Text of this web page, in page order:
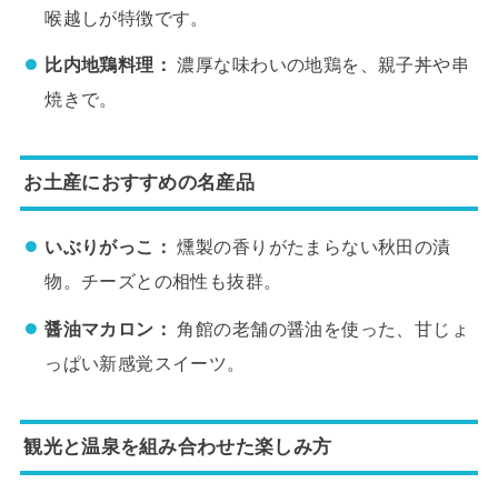
喉越しが特徴です。
比内地鶏料理： 濃厚な味わいの地鶏を、親子丼や串
焼きで。
お土産におすすめの名産品
いぶりがっこ： 燻製の香りがたまらない秋田の漬
物。チーズとの相性も抜群。
醤油マカロン： 角館の老舗の醤油を使った、甘じょ
っぱい新感覚スイーツ。
観光と温泉を組み合わせた楽しみ方